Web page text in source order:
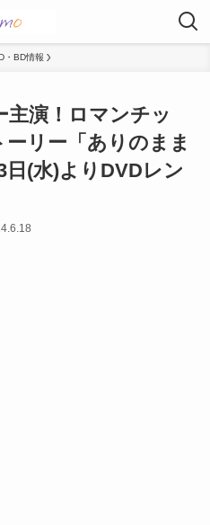
・BD情報
演！ロマンチッ
リー「ありのまま
(水)よりDVDレン